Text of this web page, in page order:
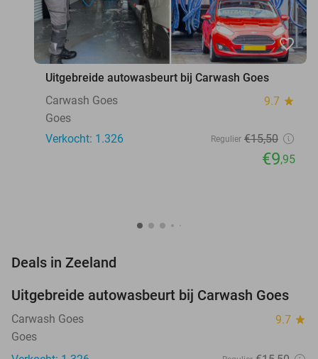
favorite_border
Uitgebreide autowasbeurt bij Carwash Goes
Carwash Goes
9.7 star
Goes
Verkocht: 1.326
Regulier €15,50
€9,95
Deals in Zeeland
36%
Uitgebreide autowasbeurt bij Carwash Goes
Carwash Goes 9.7 star
Goes